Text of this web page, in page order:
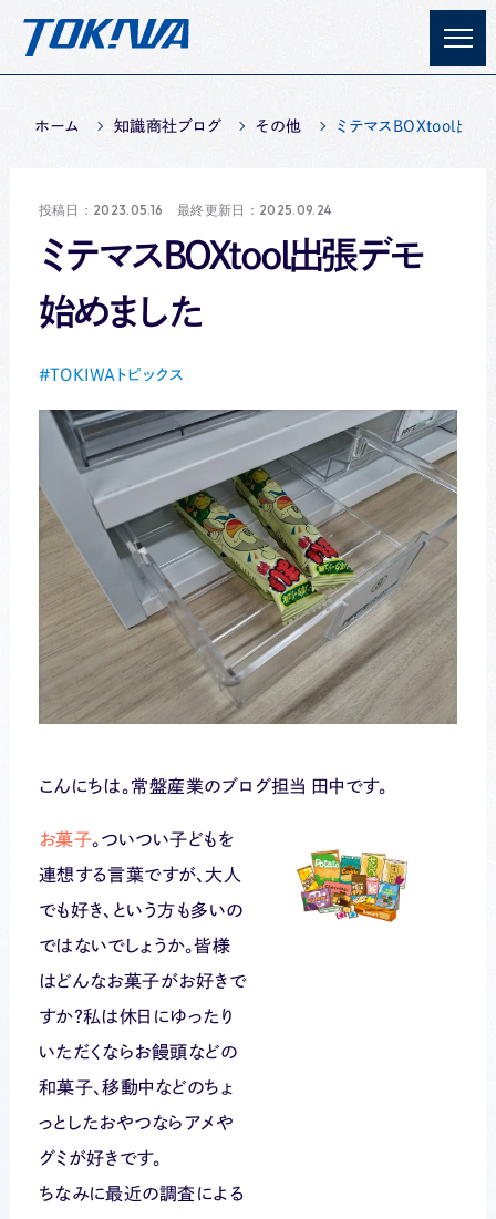
ホーム 知識商社ブログ その他 ミテマスBOXtool出張
投稿日：2023.05.16 最終更新日：2025.09.24
ミテマスBOXtool出張デモ
始めました
TOKIWAトピックス
こんにちは。常盤産業のブログ担当 田中です。
お菓子。ついつい子どもを
連想する言葉ですが、大人
でも好き、という方も多いの
ではないでしょうか。皆様
はどんなお菓子がお好きで
すか？私は休日にゆったり
いただくならお饅頭などの
和菓子、移動中などのちょ
っとしたおやつならアメや
グミが好きです。
ちなみに最近の調査による